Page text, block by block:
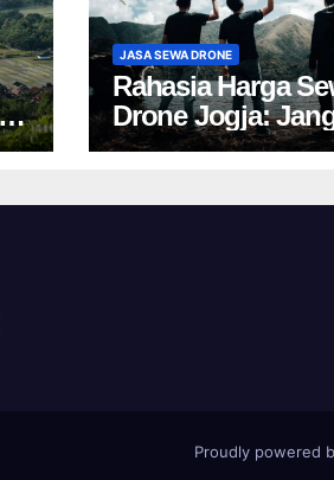
JASA SEWA DRONE
Rahasia Harga
Drone Jogja:
Salah Pilih, Rugi!
Proudly powered